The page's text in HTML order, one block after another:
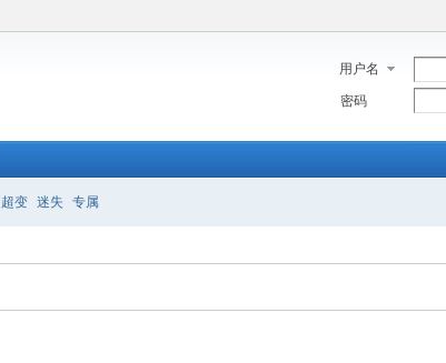
用户名
密码
超变 迷失 专属